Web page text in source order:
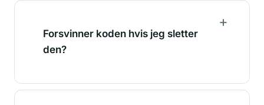
Forsvinner koden hvis jeg sletter
den?